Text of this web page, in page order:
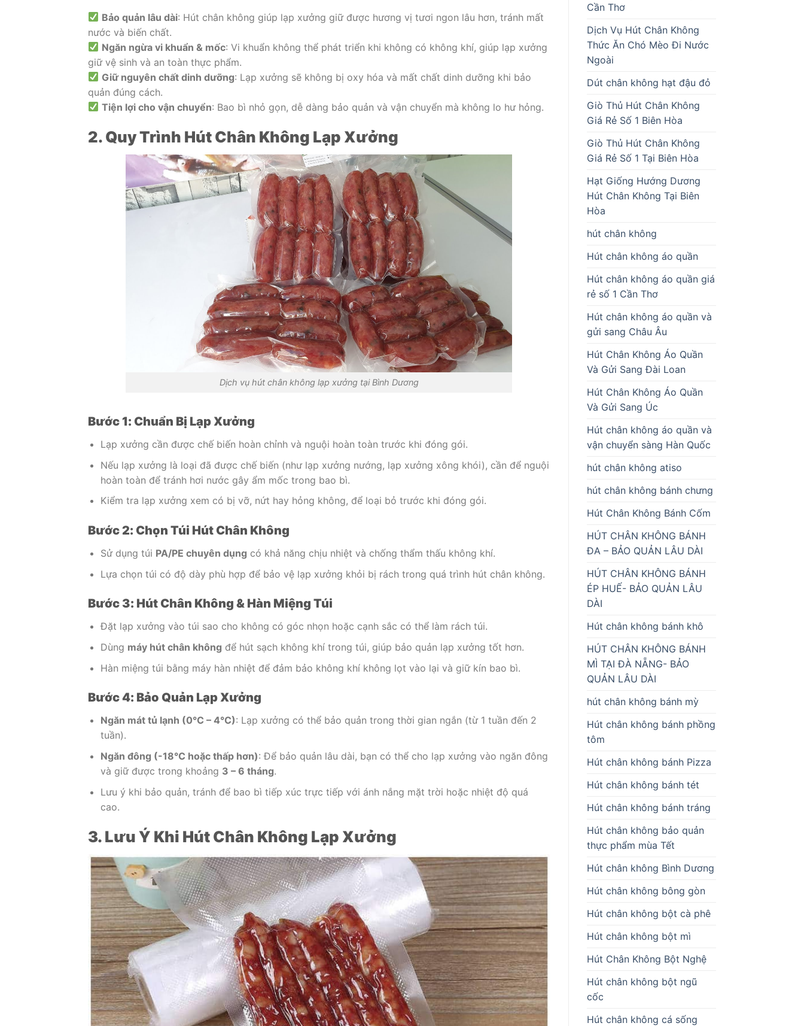
Bảo quản lâu dài: Hút chân không giúp lạp xưởng giữ được hương vị tươi ngon lâu hơn, tránh mất
nước và biến chất.
Ngăn ngừa vi khuẩn & mốc: Vi khuẩn không thể phát triển khi không có không khí, giúp lạp xưởng
giữ vệ sinh và an toàn thực phẩm.
Giữ nguyên chất dinh dưỡng: Lạp xưởng sẽ không bị oxy hóa và mất chất dinh dưỡng khi bảo
quản đúng cách.
Tiện lợi cho vận chuyển: Bao bì nhỏ gọn, dễ dàng bảo quản và vận chuyển mà không lo hư hỏng.
2. Quy Trình Hút Chân Không Lạp Xưởng
Dịch vụ hút chân không lạp xưởng tại Bình Dương
Bước 1: Chuẩn Bị Lạp Xưởng
Lạp xưởng cần được chế biến hoàn chỉnh và nguội hoàn toàn trước khi đóng gói.
Nếu lạp xưởng là loại đã được chế biến (như lạp xưởng nướng, lạp xưởng xông khói), cần để nguội
hoàn toàn để tránh hơi nước gây ẩm mốc trong bao bì.
Kiểm tra lạp xưởng xem có bị vỡ, nứt hay hỏng không, để loại bỏ trước khi đóng gói.
Bước 2: Chọn Túi Hút Chân Không
Sử dụng túi PA/PE chuyên dụng có khả năng chịu nhiệt và chống thẩm thấu không khí.
Lựa chọn túi có độ dày phù hợp để bảo vệ lạp xưởng khỏi bị rách trong quá trình hút chân không.
Bước 3: Hút Chân Không & Hàn Miệng Túi
Đặt lạp xưởng vào túi sao cho không có góc nhọn hoặc cạnh sắc có thể làm rách túi.
Dùng máy hút chân không để hút sạch không khí trong túi, giúp bảo quản lạp xưởng tốt hơn.
Hàn miệng túi bằng máy hàn nhiệt để đảm bảo không khí không lọt vào lại và giữ kín bao bì.
Bước 4: Bảo Quản Lạp Xưởng
Ngăn mát tủ lạnh (0°C – 4°C): Lạp xưởng có thể bảo quản trong thời gian ngắn (từ 1 tuần đến 2
tuần).
Ngăn đông (-18°C hoặc thấp hơn): Để bảo quản lâu dài, bạn có thể cho lạp xưởng vào ngăn đông
và giữ được trong khoảng 3 – 6 tháng.
Lưu ý khi bảo quản, tránh để bao bì tiếp xúc trực tiếp với ánh nắng mặt trời hoặc nhiệt độ quá
cao.
3. Lưu Ý Khi Hút Chân Không Lạp Xưởng
Cần Thơ
Dịch Vụ Hút Chân Không
Thức Ăn Chó Mèo Đi Nước
Ngoài
Dút chân không hạt đậu đỏ
Giò Thủ Hút Chân Không
Giá Rẻ Số 1 Biên Hòa
Giò Thủ Hút Chân Không
Giá Rẻ Số 1 Tại Biên Hòa
Hạt Giống Hướng Dương
Hút Chân Không Tại Biên
Hòa
hút chân không
Hút chân không áo quần
Hút chân không áo quần giá
rẻ số 1 Cần Thơ
Hút chân không áo quần và
gửi sang Châu Âu
Hút Chân Không Áo Quần
Và Gửi Sang Đài Loan
Hút Chân Không Áo Quần
Và Gửi Sang Úc
Hút chân không áo quần và
vận chuyển sàng Hàn Quốc
hút chân không atiso
hút chân không bánh chưng
Hút Chân Không Bánh Cốm
HÚT CHÂN KHÔNG BÁNH
ĐA – BẢO QUẢN LÂU DÀI
HÚT CHÂN KHÔNG BÁNH
ÉP HUẾ- BẢO QUẢN LÂU
DÀI
Hút chân không bánh khô
HÚT CHÂN KHÔNG BÁNH
MÌ TẠI ĐÀ NẴNG- BẢO
QUẢN LÂU DÀI
hút chân không bánh mỳ
Hút chân không bánh phồng
tôm
Hút chân không bánh Pizza
Hút chân không bánh tét
Hút chân không bánh tráng
Hút chân không bảo quản
thực phẩm mùa Tết
Hút chân không Bình Dương
Hút chân không bông gòn
Hút chân không bột cà phê
Hút chân không bột mì
Hút Chân Không Bột Nghệ
Hút chân không bột ngũ
cốc
Hút chân không cá sống